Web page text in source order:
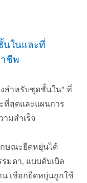
นในและที่
ชีพ
งสำหรับชุดชั้นใน" ที่
ที่สุดและแผนการ
มสำเร็จ
ษณะยืดหยุ่นได้
มดา, แบบดับเบิล
น เชือกยืดหยุ่นถูกใช้